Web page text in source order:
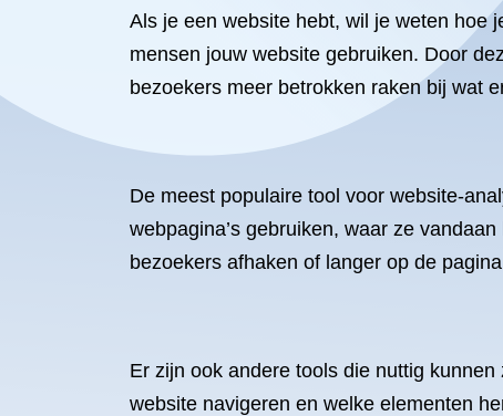
Als je een website hebt, wil je weten hoe
mensen jouw website gebruiken. Door
bezoekers meer betrokken raken bij wat
De meest populaire tool voor website-
webpagina’s gebruiken, waar ze
bezoekers afhaken of langer op de
Er zijn ook andere tools die nuttig
website navigeren en welke elementen